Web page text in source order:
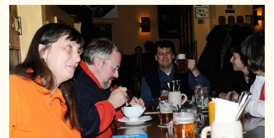
GRÖSSER